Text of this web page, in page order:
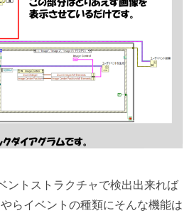
ントストラクチャで検出出来れば
らイベントの種類にそんな機能は